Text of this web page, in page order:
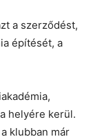
a szerződést,
építését, a
helyére kerül.
klubban már